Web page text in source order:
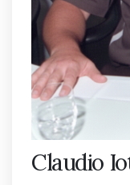
Claudio